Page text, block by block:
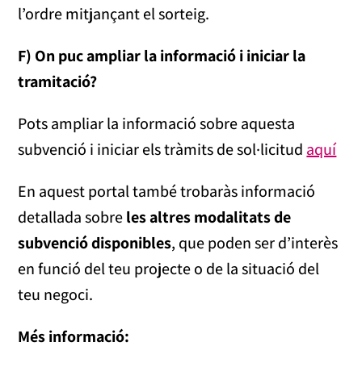
l’ordre mitjançant el sorteig.
F) On puc ampliar la informació i iniciar la
tramitació?
Pots ampliar la informació sobre aquesta
subvenció i iniciar els tràmits de sol·licitud aquí
En aquest portal també trobaràs informació
detallada sobreles altres modalitats de
subvenció disponibles, que poden ser d’interès
en funció del teu projecte o de la situació del
teu negoci.
Més informació: